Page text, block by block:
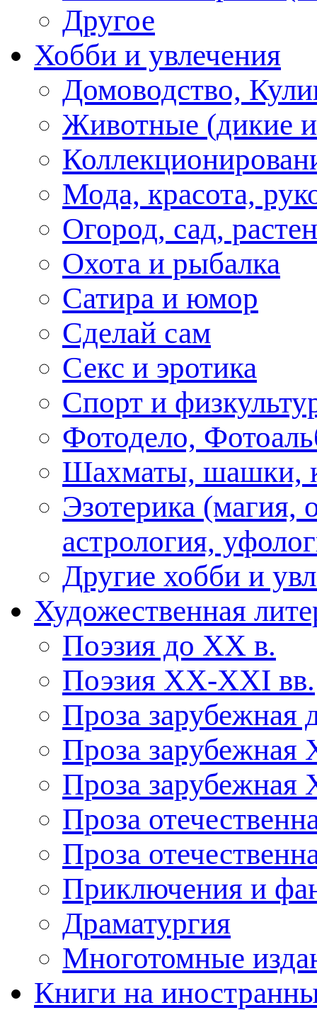
Другое
Хобби и увлечения
Домоводство,
Животные (дикие
Мода, красота,
Огород, сад,
Охота и рыбалка
Сатира и юмор
Сделай сам
Секс и эротика
Спорт и
Фотодело,
Шахматы, шашки,
Эзотерика (магия,
астрология,
Другие хобби и
Художественная
Поэзия до XX в.
Поэзия XX-XXI вв.
Проза зарубежная
Проза зарубежная
Проза
Проза
Проза
Приключения и
Драматургия
Многотомные
Книги на